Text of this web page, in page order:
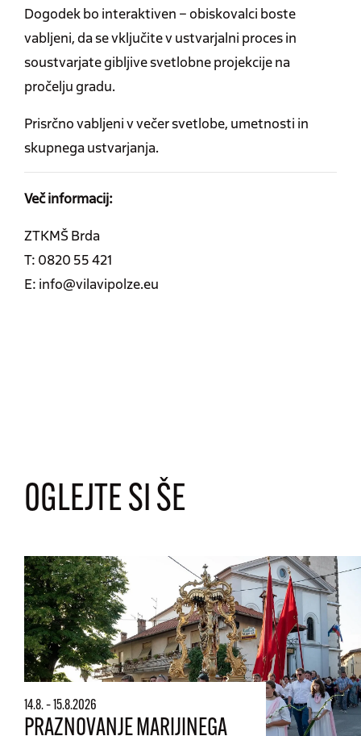
Dogodek bo interaktiven – obiskovalci boste
vabljeni, da se vključite v ustvarjalni proces in
soustvarjate gibljive svetlobne projekcije na
pročelju gradu.
Prisrčno vabljeni v večer svetlobe, umetnosti in
skupnega ustvarjanja.
Več informacij:
ZTKMŠ Brda
T: 0820 55 421
E: info@vilavipolze.eu
OGLEJTE SI ŠE
14.8. – 15.8.2026
PRAZNOVANJE MARIJINEGA